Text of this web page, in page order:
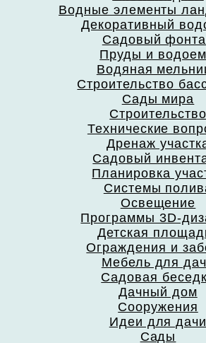
Водные элементы
Декоративный
Садовый
Пруды и
Водяная
Строительство
Сады мира
Строительство
Технические
Дренаж
Садовый
Планировка
Системы
Освещение
Программы 3D-
Детская
Ограждения и
Мебель для
Садовая
Дачный дом
Сооружения
Идеи для дачи
Сады